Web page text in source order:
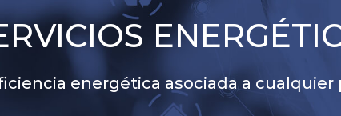
energética asociada a